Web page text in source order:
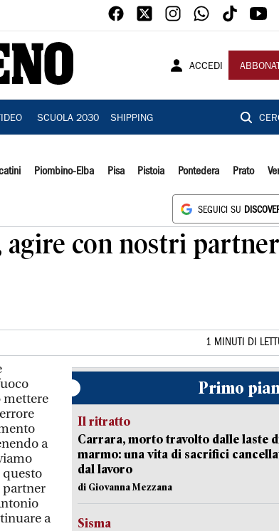
ACCEDI
SCUOLA 2030 SHIPPING
Piombino-Elba Pisa Pistoia Pontedera Prato
SEGUICI SU
agire con nostri partner
1 MINUTI DI
mettere
a
partner
a
Primo
Il ritratto
Carrara, morto travolto dalle laste
marmo: una vita di sacrifici
dal lavoro
di Giovanna Mezzana
Sisma